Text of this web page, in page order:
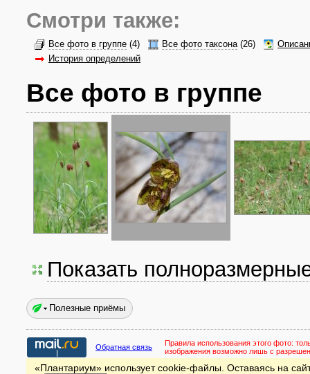
Смотри также:
Все фото в группе (4) Все фото таксона(26)
История определений
Все фото в группе
Показать
Полезные приёмы
Обратная связь Правила использования этого фото:
изображения возможно лишь с
«Плантариум» использует cookie-файлы. Оставаясь на